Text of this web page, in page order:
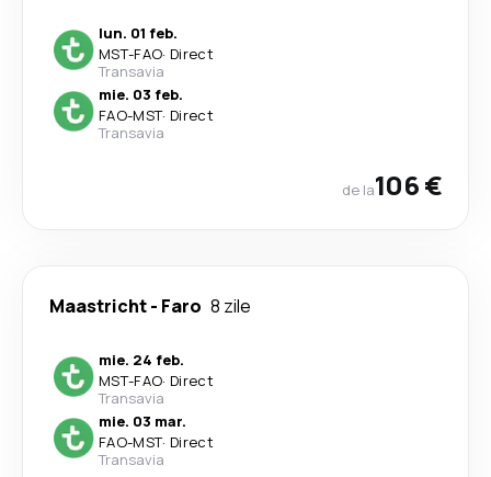
lun. 01 feb.
MST-FAO· Direct
Transavia
mie. 03 feb.
FAO-MST· Direct
Transavia
de la106 €
Maastricht- Faro 8 zile
mie. 24 feb.
MST-FAO· Direct
Transavia
mie. 03 mar.
FAO-MST· Direct
Transavia